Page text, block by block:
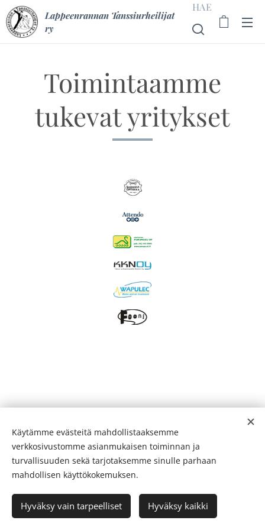
Lappeenrannan Tanssiurheilijat
ry
HAE
Toimintaamme
tukevat yritykset
© 2026Lappeenrannan Tanssiurheilijat ry
Evästeet
Käytämme evästeitä mahdollistaaksemme
verkkosivustomme asianmukaisen toiminnan ja
turvallisuuden sekä tarjotaksemme sinulle parhaan
mahdollisen käyttökokemuksen.
Hyväksy vain tarpeelliset Hyväksy kaikki